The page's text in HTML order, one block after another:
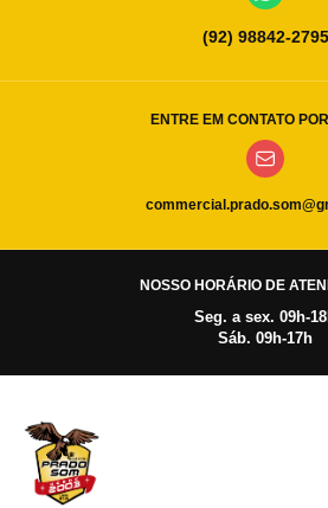
(92) 98842-2795
ENTRE EM CONTATO
NOSSO HORÁRIO DE
Seg. a sex. 09h-
Sáb. 09h-17h